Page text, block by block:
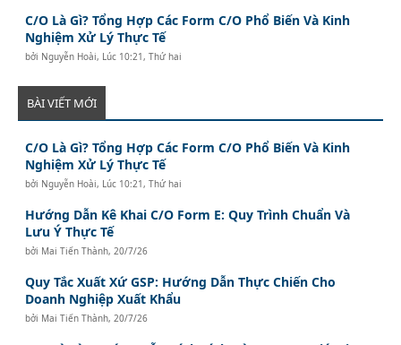
C/O Là Gì? Tổng Hợp Các Form C/O Phổ Biến Và Kinh
Nghiệm Xử Lý Thực Tế
bởi Nguyễn Hoài, Lúc 10:21, Thứ hai
BÀI VIẾT MỚI
C/O Là Gì? Tổng Hợp Các Form C/O Phổ Biến Và Kinh
Nghiệm Xử Lý Thực Tế
bởi Nguyễn Hoài, Lúc 10:21, Thứ hai
Hướng Dẫn Kê Khai C/O Form E: Quy Trình Chuẩn Và
Lưu Ý Thực Tế
bởi Mai Tiến Thành, 20/7/26
Quy Tắc Xuất Xứ GSP: Hướng Dẫn Thực Chiến Cho
Doanh Nghiệp Xuất Khẩu
bởi Mai Tiến Thành, 20/7/26